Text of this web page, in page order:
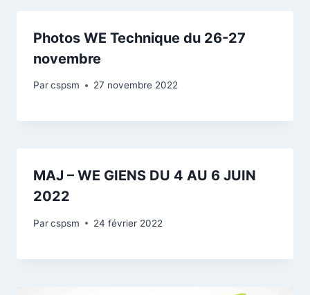
Photos WE Technique du 26-27
novembre
Parcspsm 27 novembre 2022
MAJ – WE GIENS DU 4 AU 6 JUIN
2022
Parcspsm 24 février 2022